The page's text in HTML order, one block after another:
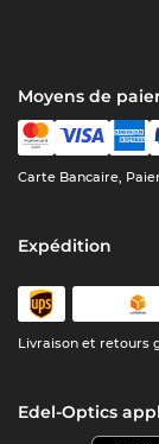
Moyens de
Carte Bancaire,
Expédition
Livraison et retours
Edel-Optics